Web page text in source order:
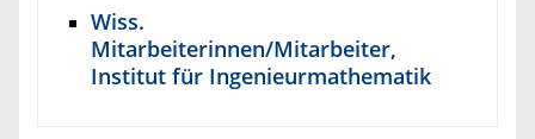
Wiss.
Mitarbeiterinnen/Mitarbeiter,
Institut für Ingenieurmathematik